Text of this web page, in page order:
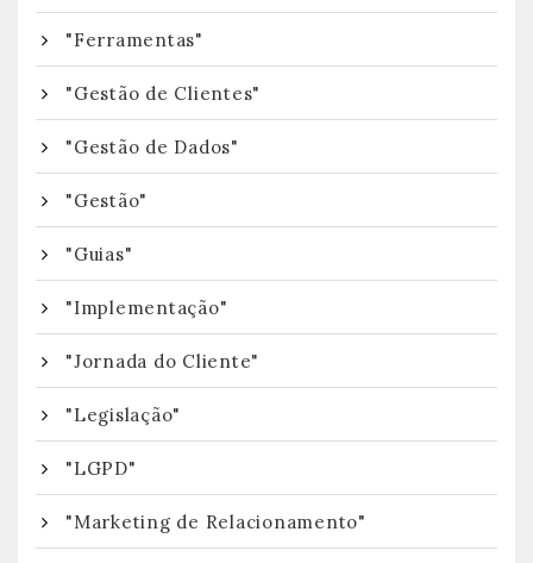
"Ferramentas"
"Gestão de Clientes"
"Gestão de Dados"
"Gestão"
"Guias"
"Implementação"
"Jornada do Cliente"
"Legislação"
"LGPD"
"Marketing de Relacionamento"